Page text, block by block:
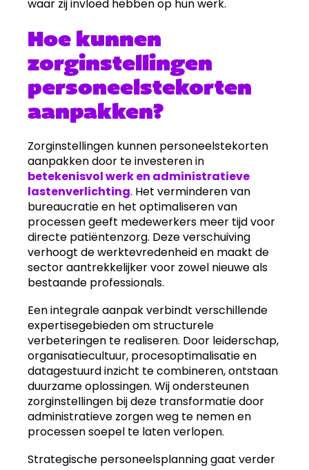
waar zij invloed hebben op hun werk.
Hoe kunnen
zorginstellingen
personeelstekorten
aanpakken?
Zorginstellingen kunnen personeelstekorten
aanpakken door te investeren in
betekenisvol werk en administratieve
lastenverlichting. Het verminderen van
bureaucratie en het optimaliseren van
processen geeft medewerkers meer tijd voor
directe patiëntenzorg. Deze verschuiving
verhoogt de werktevredenheid en maakt de
sector aantrekkelijker voor zowel nieuwe als
bestaande professionals.
Een integrale aanpak verbindt verschillende
expertisegebieden om structurele
verbeteringen te realiseren. Door leiderschap,
organisatiecultuur, procesoptimalisatie en
datagestuurd inzicht te combineren, ontstaan
duurzame oplossingen. Wij ondersteunen
zorginstellingen bij deze transformatie door
administratieve zorgen weg te nemen en
processen soepel te laten verlopen.
Strategische personeelsplanning gaat verder